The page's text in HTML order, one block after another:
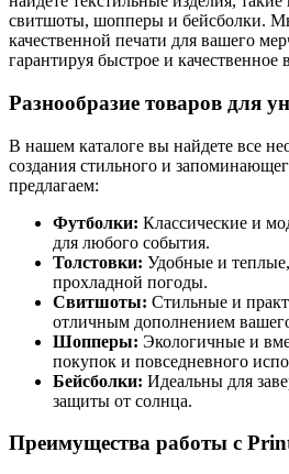
свитшоты, шопперы и бейсболки.
качественной печати для вашего
гарантируя быстрое и качественное
Разнообразие товаров для
В нашем каталоге вы найдете все
создания стильного и
предлагаем:
Футболки: Классические и
для любого события.
Толстовки: Удобные и
прохладной погоды.
Свитшоты: Стильные и
отличным дополнением
Шопперы: Экологичные и
покупок и повседневного
Бейсболки: Идеальны для
защиты от солнца.
Преимущества работы с